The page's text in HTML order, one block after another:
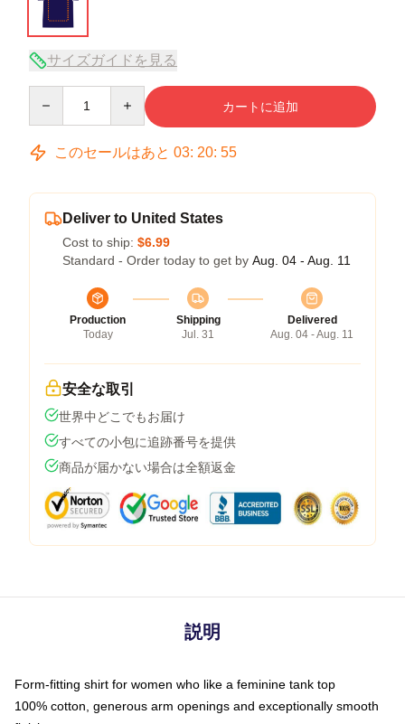
サイズガイドを見る
カートに追加
このセールはあと 03: 20: 54
Deliver to United States
Cost to ship: $6.99
Standard - Order today to get by Aug. 04 - Aug. 11
Production
Today
Shipping
Jul. 31
Delivered
Aug. 04 - Aug. 11
安全な取引
世界中どこでもお届け
すべての小包に追跡番号を提供
商品が届かない場合は全額返金
説明
Form-fitting shirt for women who like a feminine tank top
100% cotton, generous arm openings and exceptionally smooth